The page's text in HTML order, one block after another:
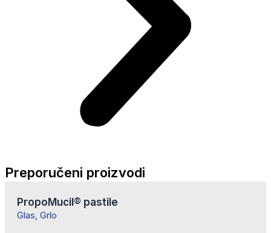
Preporučeni proizvodi
PropoMucil® pastile
Glas, Grlo